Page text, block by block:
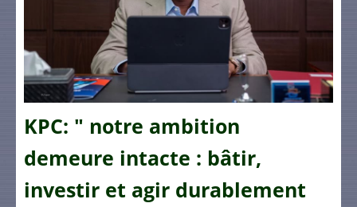
KPC: " notre ambition
demeure intacte : bâtir,
investir et agir durablement